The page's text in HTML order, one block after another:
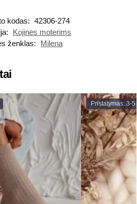
kodas: 42306-274
Kojinės moterims
ženklas:
Milena
Pristatymas: 3-